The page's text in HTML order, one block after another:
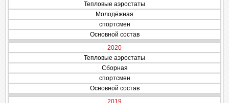
Тепловые аэростаты
Молодёжная
спортсмен
Основной состав
2020
Тепловые аэростаты
Сборная
спортсмен
Основной состав
2019